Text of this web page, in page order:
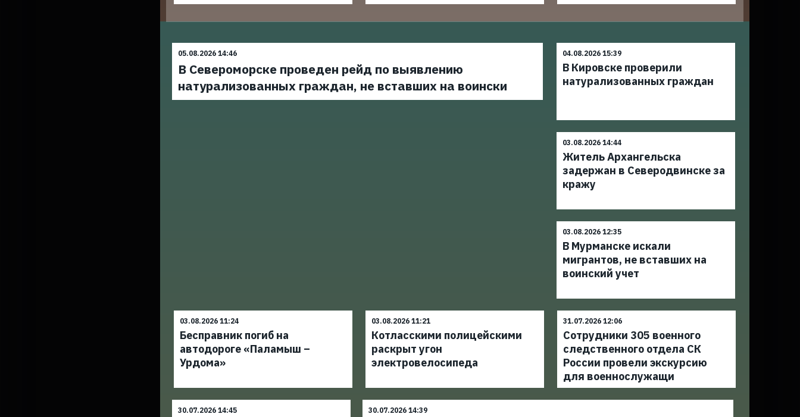
05.08.2026 14:46
В Североморске проведен рейд по выявлению
натурализованных граждан, не вставших на воински
04.08.2026 15:39
В Кировске проверили
натурализованных граждан
03.08.2026 14:44
Житель Архангельска
задержан в Северодвинске за
кражу
03.08.2026 12:35
В Мурманске искали
мигрантов, не вставших на
воинский учет
03.08.2026 11:24
Бесправник погиб на
автодороге «Паламыш –
Урдома»
03.08.2026 11:21
Котласскими полицейскими
раскрыт угон
электровелосипеда
31.07.2026 12:06
Сотрудники 305 военного
следственного отдела СК
России провели экскурсию
для военнослужащи
30.07.2026 14:45 30.07.2026 14:39